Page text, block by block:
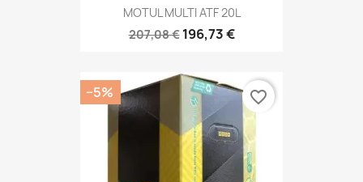
MOTUL MULTI ATF 20L
207,08 € 196,73 €
−5% favorite_border